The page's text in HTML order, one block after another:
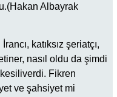
Albayrak
katıksız şeriatçı,
nasıl oldu da şimdi
kesiliverdi. Fikren
ve şahsiyet mi